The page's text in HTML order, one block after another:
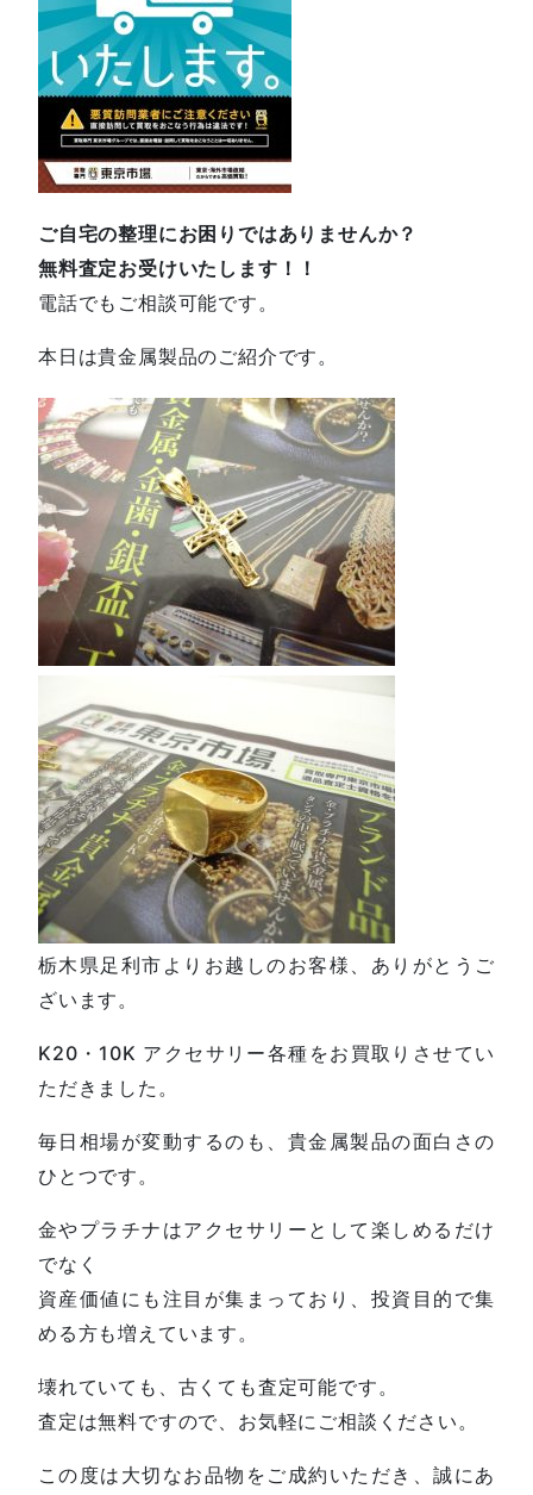
ご自宅の整理にお困りではありませんか？
無料査定お受けいたします！！
電話でもご相談可能です。
本日は貴金属製品のご紹介です。
栃木県足利市よりお越しのお客様、ありがとうご
ざいます。
K20・10K アクセサリー各種をお買取りさせてい
ただきました。
毎日相場が変動するのも、貴金属製品の面白さの
ひとつです。
金やプラチナはアクセサリーとして楽しめるだけ
でなく
資産価値にも注目が集まっており、投資目的で集
める方も増えています。
壊れていても、古くても査定可能です。
査定は無料ですので、お気軽にご相談ください。
この度は大切なお品物をご成約いただき、誠にあ